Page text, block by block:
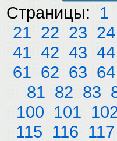
Страницы: 1
21 22 23 24
41 42 43 44
61 62 63 64
81 82 83
100 101
115 116 117